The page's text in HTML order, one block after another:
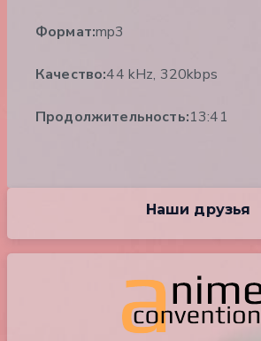
Формат:mp3
Качество:44 kHz, 320kbps
Продолжительность:13:41
Наши друзья